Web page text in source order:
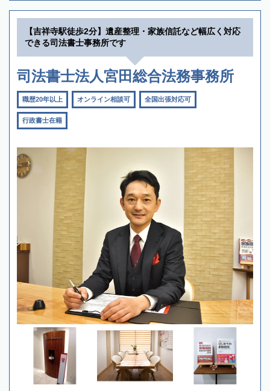
【吉祥寺駅徒歩2分】遺産整理・家族信託など幅広く対応
できる司法書士事務所です
司法書士法人宮田総合法務事務所
職歴20年以上 オンライン相談可 全国出張対応可
行政書士在籍